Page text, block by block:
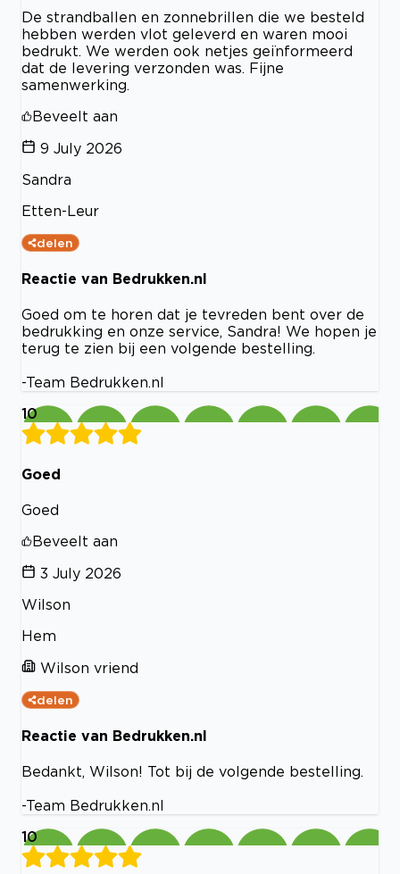
De strandballen en zonnebrillen die we besteld
hebben werden vlot geleverd en waren mooi
bedrukt. We werden ook netjes geïnformeerd
dat de levering verzonden was. Fijne
samenwerking.
Beveelt aan
9 July 2026
Sandra
Etten-Leur
delen
Reactie van Bedrukken.nl
Goed om te horen dat je tevreden bent over de
bedrukking en onze service, Sandra! We hopen je
terug te zien bij een volgende bestelling.
-Team Bedrukken.nl
10
Goed
Goed
Beveelt aan
3 July 2026
Wilson
Hem
Wilson vriend
delen
Reactie van Bedrukken.nl
Bedankt, Wilson! Tot bij de volgende bestelling.
-Team Bedrukken.nl
10